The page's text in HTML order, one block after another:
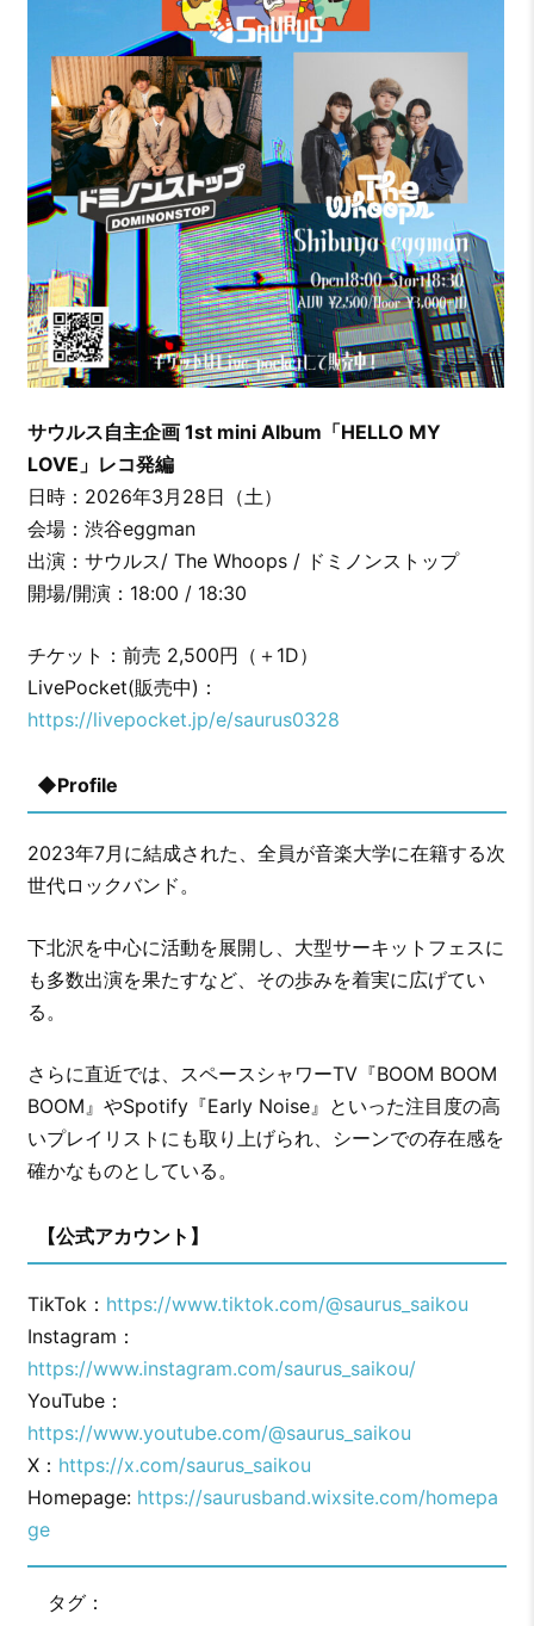
サウルス自主企画 1st mini Album「HELLO MY
LOVE」レコ発編
日時：2026年3月28日（土）
会場：渋谷eggman
出演：サウルス/ The Whoops / ドミノンストップ
開場/開演：18:00 / 18:30
チケット：前売 2,500円（＋1D）
LivePocket(販売中)：
https://livepocket.jp/e/saurus0328
◆Profile
2023年7月に結成された、全員が音楽大学に在籍する次
世代ロックバンド。
下北沢を中心に活動を展開し、大型サーキットフェスに
も多数出演を果たすなど、その歩みを着実に広げてい
る。
さらに直近では、スペースシャワーTV『BOOM BOOM
BOOM』やSpotify『Early Noise』といった注目度の高
いプレイリストにも取り上げられ、シーンでの存在感を
確かなものとしている。
【公式アカウント】
TikTok： https://www.tiktok.com/@saurus_saikou
Instagram：
https://www.instagram.com/saurus_saikou/
YouTube：
https://www.youtube.com/@saurus_saikou
X： https://x.com/saurus_saikou
Homepage: https://saurusband.wixsite.com/homepa
ge
タグ：